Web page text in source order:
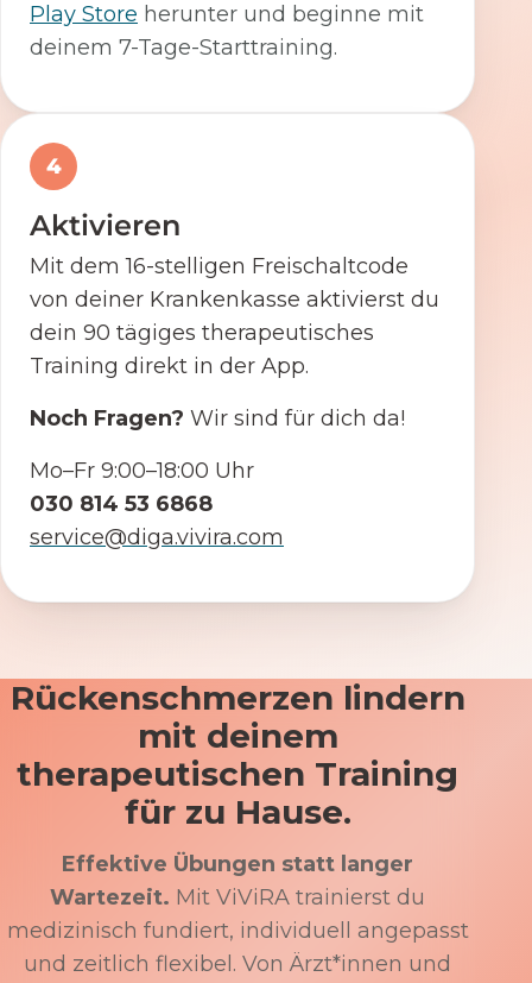
Play Store herunter und beginne mit
deinem 7-Tage-Starttraining.
4
Aktivieren
Mit dem 16-stelligen Freischaltcode
von deiner Krankenkasse aktivierst du
dein 90 tägiges therapeutisches
Training direkt in der App.
Noch Fragen? Wir sind für dich da!
Mo–Fr 9:00–18:00 Uhr
030 814 53 6868
service@diga.vivira.com
Rückenschmerzen lindern
mit deinem
therapeutischen Training
für zu Hause.
Effektive Übungen statt langer
Wartezeit. Mit ViViRA trainierst du
medizinisch fundiert, individuell angepasst
und zeitlich flexibel. Von Ärzt*innen und